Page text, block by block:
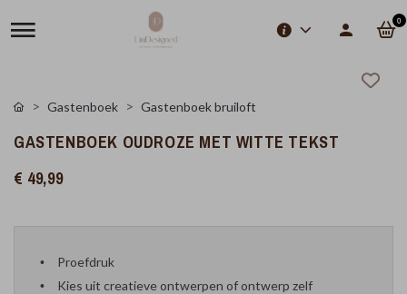
0
Gastenboek Gastenboek bruiloft
GASTENBOEK OUDROZE MET WITTE TEKST
€ 49,99
Proefdruk
Kies uit creatieve ontwerpen of ontwerp zelf